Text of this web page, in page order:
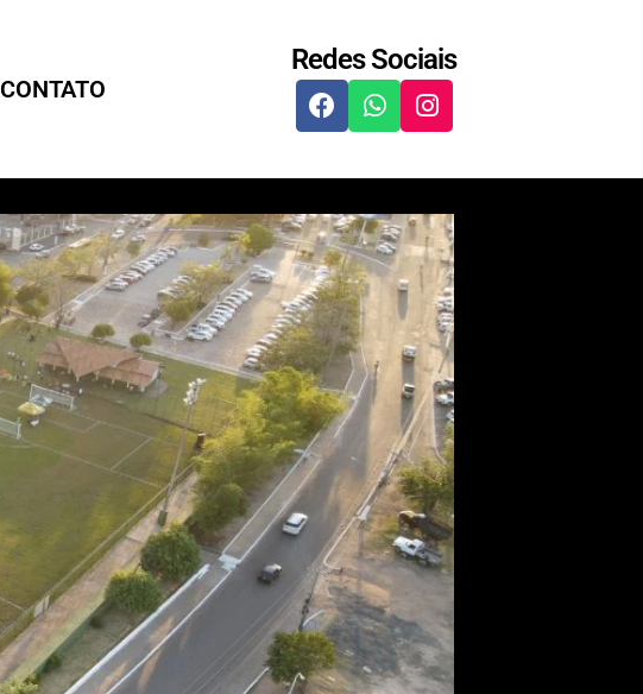
CONTATO
Redes Sociais